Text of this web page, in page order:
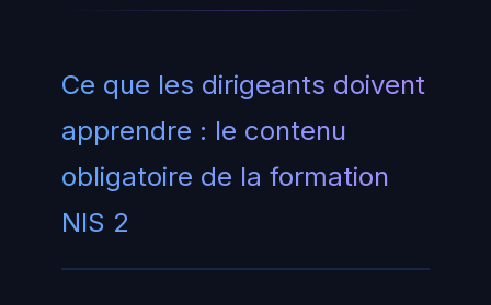
Ce que les dirigeants doivent
apprendre : le contenu
obligatoire de la formation
NIS 2